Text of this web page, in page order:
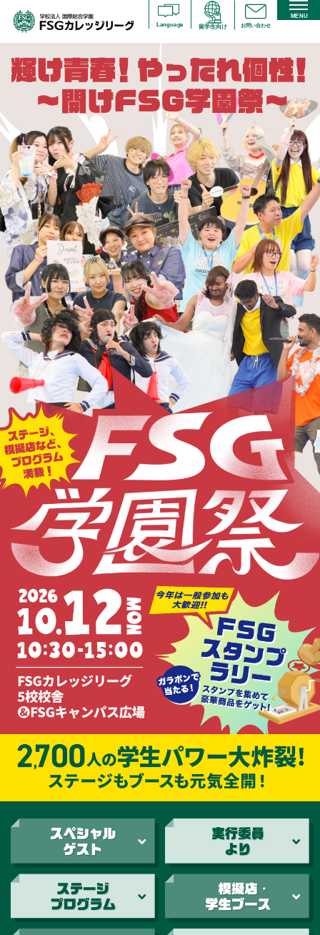
MENU
Language
留学生向け お問い合わせ